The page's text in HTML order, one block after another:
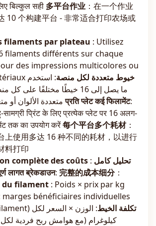
बिल्कुल सही 多平台作业 ：在一个作业
10 个构建平台 - 非常适合打印农场或
filaments par plateau : Utilisez
filaments différents sur chaque
des impressions multicolores ou
خيوط متعددة لكل منصة: استخدم
ما يصل إلى 16 خيطًا مختلفًا على
متعددة الألوان أو متعددة الموادप्रति प्लेट कई फिलामेंट:
सामग्री प्रिंट के लिए प्रत्येक प्लेट पर 16 अलग-
तक का उपयोग करें每个平台多个耗材：
上使用多达 16 种不同的耗材，以进行
料打印
complète des coûts : تحليل كامل
लागत ब्रेकडाउन: 完整的成本细分：
du filament : Poids × prix par kg
marges bénéficiaires individuelles
تكلفة الخيط: الوزن × السعر لكل
كيلوغرام (مع هوامش ربح فردية